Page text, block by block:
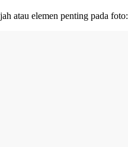
atau elemen penting pada foto: